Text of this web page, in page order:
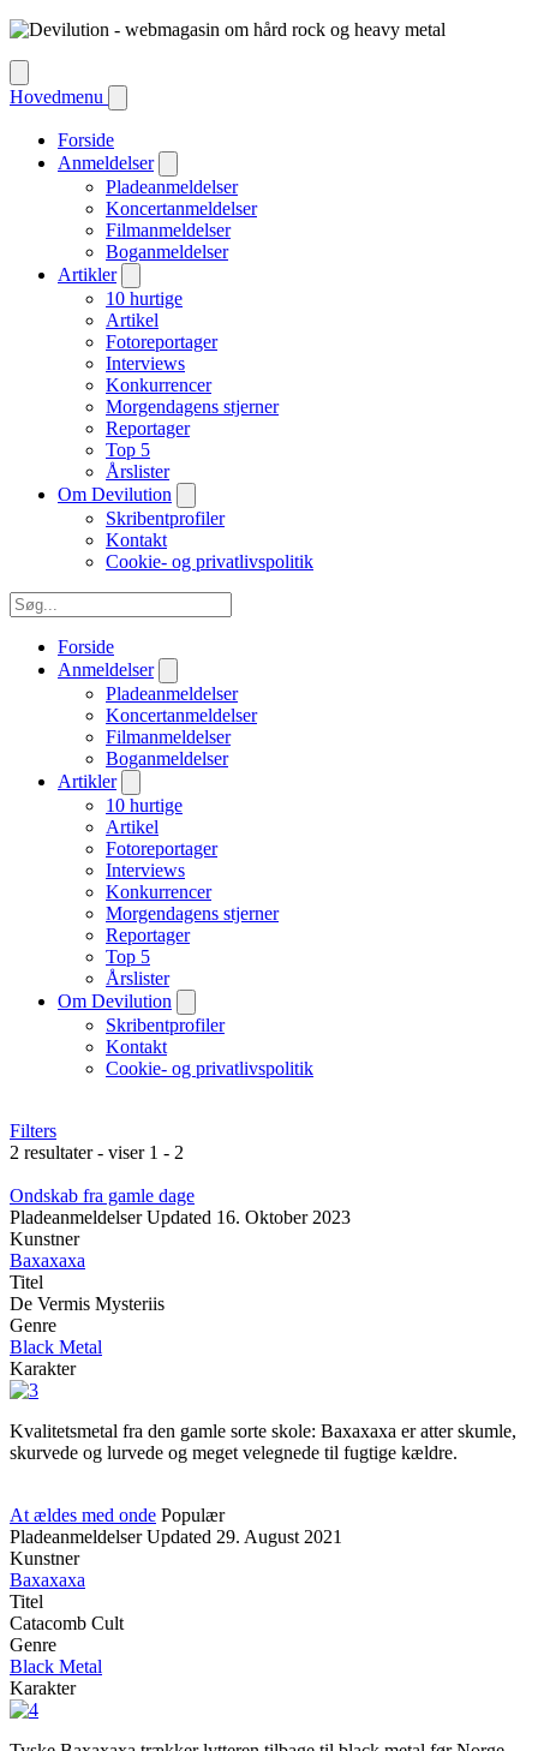
Hovedmenu
Forside
Anmeldelser
Pladeanmeldelser
Koncertanmeldelser
Filmanmeldelser
Boganmeldelser
Artikler
10 hurtige
Artikel
Fotoreportager
Interviews
Konkurrencer
Morgendagens stjerner
Reportager
Top 5
Årslister
Om Devilution
Skribentprofiler
Kontakt
Cookie- og privatlivspolitik
Forside
Anmeldelser
Pladeanmeldelser
Koncertanmeldelser
Filmanmeldelser
Boganmeldelser
Artikler
10 hurtige
Artikel
Fotoreportager
Interviews
Konkurrencer
Morgendagens stjerner
Reportager
Top 5
Årslister
Om Devilution
Skribentprofiler
Kontakt
Cookie- og privatlivspolitik
Filters
2 resultater - viser 1 - 2
Ondskab fra gamle dage
Pladeanmeldelser Updated 16. Oktober 2023
Kunstner
Baxaxaxa
Titel
De Vermis Mysteriis
Genre
Black Metal
Karakter
Kvalitetsmetal fra den gamle sorte skole: Baxaxaxa er atter skumle,
skurvede og lurvede og meget velegnede til fugtige kældre.
At ældes med onde Populær
Pladeanmeldelser Updated 29. August 2021
Kunstner
Baxaxaxa
Titel
Catacomb Cult
Genre
Black Metal
Karakter